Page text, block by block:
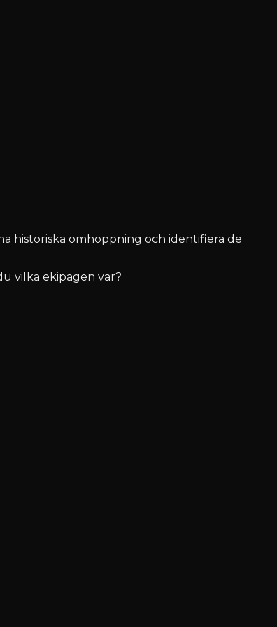
historiska omhoppning och identifiera de
vilka ekipagen var?